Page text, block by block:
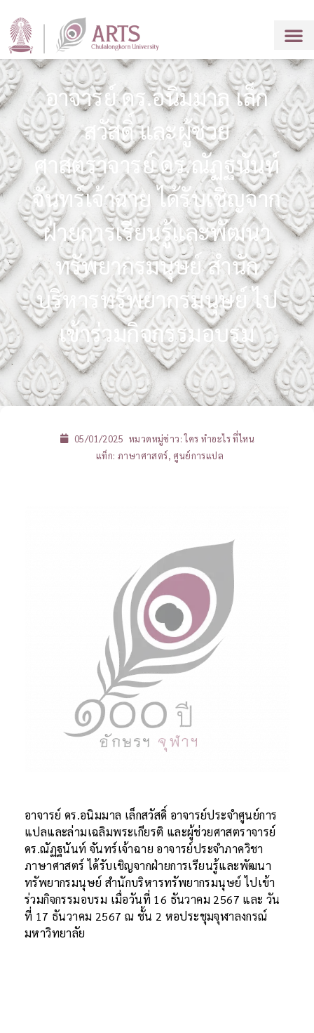
อาจารย์ ดร.อนิมมาล เล็ก
สวัสดิ์ และผู้ช่วย
ศาสตราจารย์ ดร.ณัฏฐนันท์
จันทร์เจ้าฉาย ได้รับเชิญจาก
ฝ่ายการเรียนรู้และพัฒนา
ทรัพยากรมนุษย์ สำนัก
บริหารทรัพยากรมนุษย์ ไป
เข้าร่วมกิจกรรมอบรม
05/01/2025 หมวดหมู่ข่าว:ใคร ทำอะไร ที่ไหน
แท็ก: ภาษาศาสตร์, ศูนย์การแปล
อาจารย์ ดร.อนิมมาล เล็กสวัสดิ์ อาจารย์ประจำศูนย์การ
แปลและล่ามเฉลิมพระเกียรติ และผู้ช่วยศาสตราจารย์
ดร.ณัฏฐนันท์ จันทร์เจ้าฉาย อาจารย์ประจำภาควิชา
ภาษาศาสตร์ ได้รับเชิญจากฝ่ายการเรียนรู้และพัฒนา
ทรัพยากรมนุษย์ สำนักบริหารทรัพยากรมนุษย์ ไปเข้า
ร่วมกิจกรรมอบรม เมื่อวันที่ 16 ธันวาคม 2567 และ วัน
ที่ 17 ธันวาคม 2567 ณ ชั้น 2 หอประชุมจุฬาลงกรณ์
มหาวิทยาลัย